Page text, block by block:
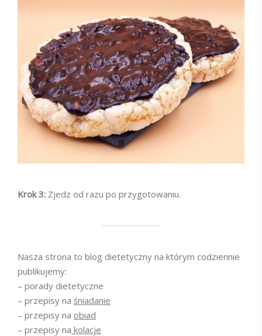
Krok 3: Zjedz od razu po przygotowaniu.
Nasza strona to blog dietetyczny na którym codziennie
publikujemy:
– porady dietetyczne
– przepisy na śniadanie
– przepisy na obiad
– przepisy na kolacje